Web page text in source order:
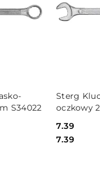
S34022
Sterg
oczkowy
Cena:
7.39
Cena:
7.39